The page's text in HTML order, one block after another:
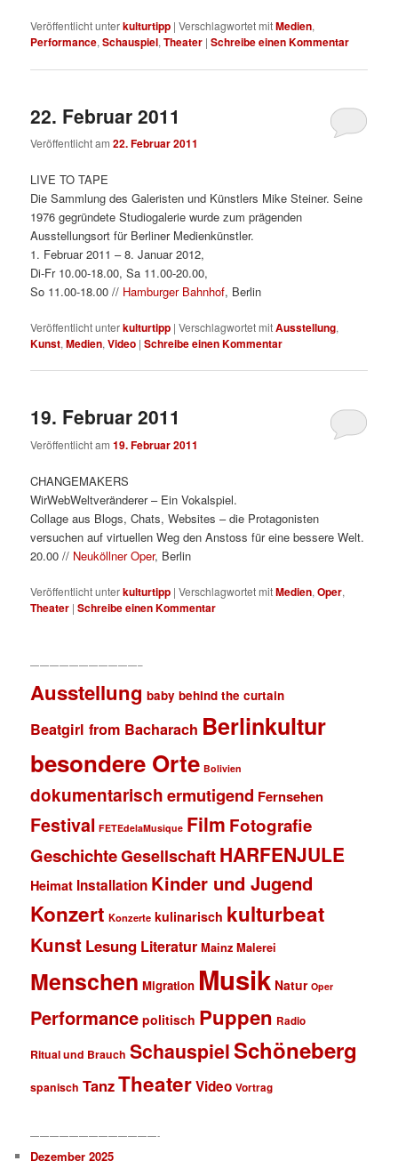
Veröffentlicht unterkulturtipp |Verschlagwortet mitMedien,
Performance,Schauspiel,Theater |Schreibe einen Kommentar
22. Februar 2011
Veröffentlicht am22. Februar 2011
LIVE TO TAPE
Die Sammlung des Galeristen und Künstlers Mike Steiner. Seine
1976 gegründete Studiogalerie wurde zum prägenden
Ausstellungsort für Berliner Medienkünstler.
1. Februar 2011 – 8. Januar 2012,
Di-Fr 10.00-18.00, Sa 11.00-20.00,
So 11.00-18.00 // Hamburger Bahnhof, Berlin
Veröffentlicht unterkulturtipp |Verschlagwortet mitAusstellung,
Kunst,Medien,Video |Schreibe einen Kommentar
19. Februar 2011
Veröffentlicht am19. Februar 2011
CHANGEMAKERS
WirWebWeltveränderer – Ein Vokalspiel.
Collage aus Blogs, Chats, Websites – die Protagonisten
versuchen auf virtuellen Weg den Anstoss für eine bessere Welt.
20.00 // Neuköllner Oper, Berlin
Veröffentlicht unterkulturtipp |Verschlagwortet mitMedien,Oper,
Theater |Schreibe einen Kommentar
———————————–
Ausstellung baby behind the curtain
Beatgirl from Bacharach Berlinkultur
besondere Orte Bolivien
dokumentarischermutigend Fernsehen
Festival FETEdelaMusique Film Fotografie
GeschichteGesellschaftHARFENJULE
Heimat Installation Kinder und Jugend
Konzert Konzerte kulinarisch kulturbeat
Kunst Lesung Literatur Mainz Malerei
Menschen Migration Musik Natur Oper
Performance politisch Puppen Radio
Ritual und Brauch SchauspielSchöneberg
spanisch TanzTheaterVideo Vortrag
—————————————-
Dezember 2025